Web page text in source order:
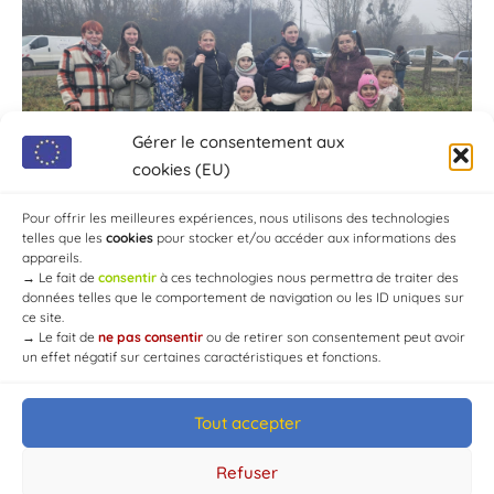
Gérer le consentement aux
cookies (EU)
Pour offrir les meilleures expériences, nous utilisons des technologies
telles que les cookies pour stocker et/ou accéder aux informations des
appareils.
→ Le fait de consentir à ces technologies nous permettra de traiter des
données telles que le comportement de navigation ou les ID uniques sur
ce site.
→ Le fait de ne pas consentir ou de retirer son consentement peut avoir
un effet négatif sur certaines caractéristiques et fonctions.
Tout accepter
Refuser
© Mairie de Chaource [2004-2024] | Tous droits réservés.
Developed byWEB3-DESIGN